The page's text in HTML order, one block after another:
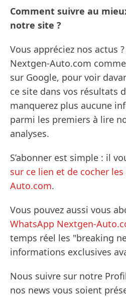
Comment suivre au
notre site ?
Vous appréciez nos actus
Nextgen-Auto.com
sur Google, pour voir
ce site dans vos résultats
manquerez plus aucune
parmi les premiers à lire
analyses.
S’abonner est simple : il
sur ce lien et de cocher
Auto.com.
Vous pouvez aussi vous
WhatsApp Nextgen-
temps réel les "breaking
informations exclusives
Nous suivre sur notre
nos news vous soient